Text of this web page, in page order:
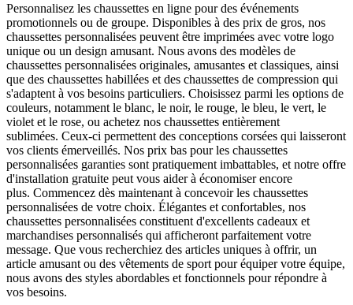
Personnalisez les chaussettes en ligne pour des événements
promotionnels ou de groupe. Disponibles à des prix de gros, nos
chaussettes personnalisées peuvent être imprimées avec votre logo
unique ou un design amusant. Nous avons des modèles de
chaussettes personnalisées originales, amusantes et classiques, ainsi
que des chaussettes habillées et des chaussettes de compression qui
s'adaptent à vos besoins particuliers. Choisissez parmi les options de
couleurs, notamment le blanc, le noir, le rouge, le bleu, le vert, le
violet et le rose, ou achetez nos chaussettes entièrement
sublimées. Ceux-ci permettent des conceptions corsées qui laisseront
vos clients émerveillés. Nos prix bas pour les chaussettes
personnalisées garanties sont pratiquement imbattables, et notre offre
d'installation gratuite peut vous aider à économiser encore
plus. Commencez dès maintenant à concevoir les chaussettes
personnalisées de votre choix. Élégantes et confortables, nos
chaussettes personnalisées constituent d'excellents cadeaux et
marchandises personnalisés qui afficheront parfaitement votre
message. Que vous recherchiez des articles uniques à offrir, un
article amusant ou des vêtements de sport pour équiper votre équipe,
nous avons des styles abordables et fonctionnels pour répondre à
vos besoins.